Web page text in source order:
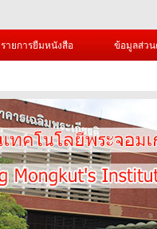
รายการยืมหนังสือ ข้อมูลส่ว